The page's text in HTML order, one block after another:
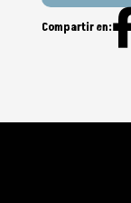
Compartir en: